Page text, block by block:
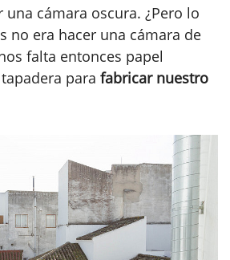
una cámara oscura. ¿Pero lo
no era hacer una cámara de
falta entonces papel
para fabricar nuestro